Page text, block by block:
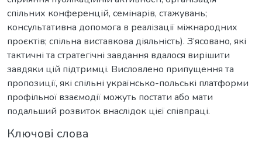
спільних конференцій, семінарів, стажувань;
консультативна допомога в реалізації міжнародних
проєктів; спільна виставкова діяльність). З’ясовано, які
тактичні та стратегічні завдання вдалося вирішити
завдяки цій підтримці. Висловлено припущення та
пропозиції, які спільні українсько-польські платформи
профільної взаємодії можуть постати або мати
подальший розвиток внаслідок цієї співпраці.
Ключові слова